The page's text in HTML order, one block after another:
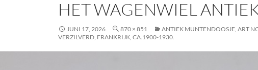
HET WAGENWIEL
JUNI 17, 2026 870 × 851
ANTIEK MUNTENDOOSJE, ART
VERZILVERD, FRANKRIJK, CA.1900-1930.